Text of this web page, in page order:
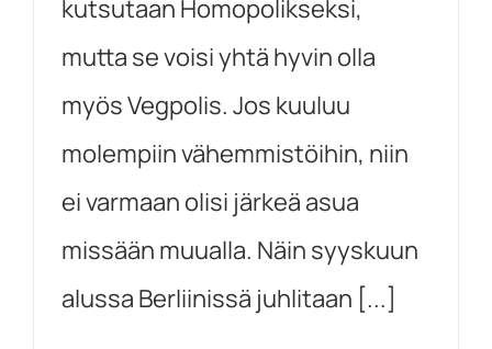
kutsutaan Homopolikseksi,
mutta se voisi yhtä hyvin olla
myös Vegpolis. Jos kuuluu
molempiin vähemmistöihin, niin
ei varmaan olisi järkeä asua
missään muualla. Näin syyskuun
alussa Berliinissä juhlitaan [...]